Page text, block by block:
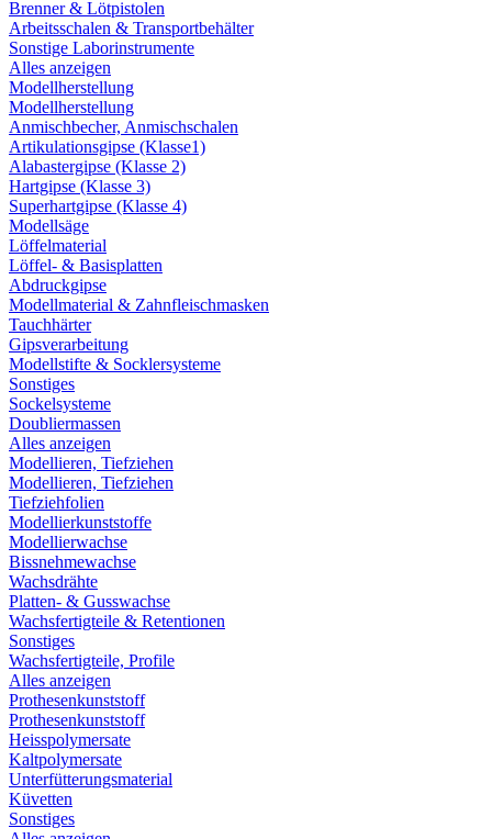
Brenner & Lötpistolen
Arbeitsschalen & Transportbehälter
Sonstige Laborinstrumente
Alles anzeigen
Modellherstellung
Modellherstellung
Anmischbecher, Anmischschalen
Artikulationsgipse (Klasse1)
Alabastergipse (Klasse 2)
Hartgipse (Klasse 3)
Superhartgipse (Klasse 4)
Modellsäge
Löffelmaterial
Löffel- & Basisplatten
Abdruckgipse
Modellmaterial & Zahnfleischmasken
Tauchhärter
Gipsverarbeitung
Modellstifte & Socklersysteme
Sonstiges
Sockelsysteme
Doubliermassen
Alles anzeigen
Modellieren, Tiefziehen
Modellieren, Tiefziehen
Tiefziehfolien
Modellierkunststoffe
Modellierwachse
Bissnehmewachse
Wachsdrähte
Platten- & Gusswachse
Wachsfertigteile & Retentionen
Sonstiges
Wachsfertigteile, Profile
Alles anzeigen
Prothesenkunststoff
Prothesenkunststoff
Heisspolymersate
Kaltpolymersate
Unterfütterungsmaterial
Küvetten
Sonstiges